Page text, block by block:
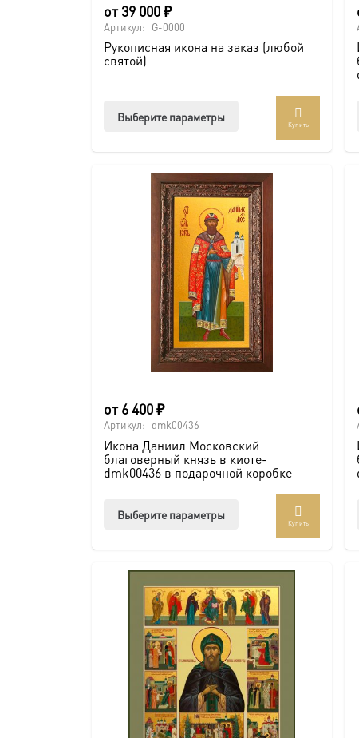
от39 000₽
Артикул: G-0000
Рукописная икона на заказ (любой
святой)
Выберите параметры
вариаций.
Опции
можно
выбрать
на
странице
товара.
Купить
от6 400₽
Артикул: dmk00436
Икона Даниил Московский
благоверный князь в киоте-
dmk00436 в подарочной коробке
Выберите параметры
вариаций.
Опции
можно
выбрать
на
странице
товара.
Купить